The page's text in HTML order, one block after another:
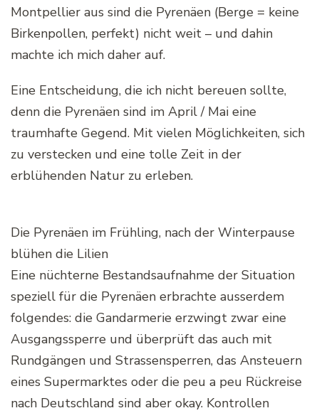
Montpellier aus sind die Pyrenäen (Berge = keine
Birkenpollen, perfekt) nicht weit – und dahin
machte ich mich daher auf.
Eine Entscheidung, die ich nicht bereuen sollte,
denn die Pyrenäen sind im April / Mai eine
traumhafte Gegend. Mit vielen Möglichkeiten, sich
zu verstecken und eine tolle Zeit in der
erblühenden Natur zu erleben.
Die Pyrenäen im Frühling, nach der Winterpause
blühen die Lilien
Eine nüchterne Bestandsaufnahme der Situation
speziell für die Pyrenäen erbrachte ausserdem
folgendes: die Gandarmerie erzwingt zwar eine
Ausgangssperre und überprüft das auch mit
Rundgängen und Strassensperren, das Ansteuern
eines Supermarktes oder die peu a peu Rückreise
nach Deutschland sind aber okay. Kontrollen